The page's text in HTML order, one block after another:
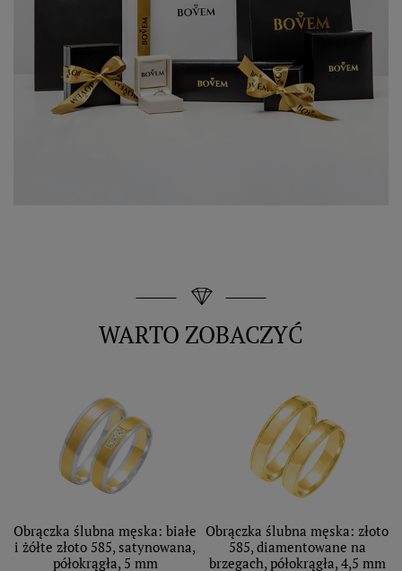
WARTO ZOBACZYĆ
Obrączka ślubna męska: białe
i żółte złoto 585, satynowana,
półokrągła, 5 mm
Obrączka ślubna męska: złoto
585, diamentowane na
brzegach, półokrągła, 4,5 mm